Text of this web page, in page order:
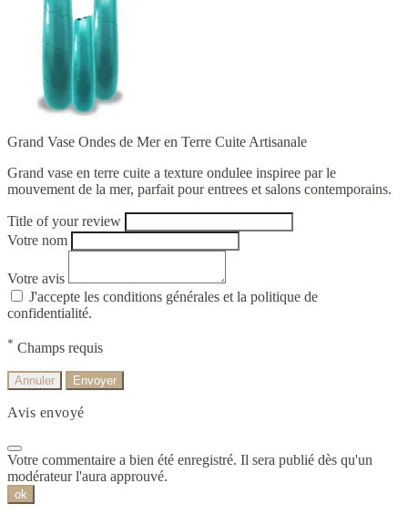
Grand Vase Ondes de Mer en Terre Cuite Artisanale
Grand vase en terre cuite a texture ondulee inspiree par le
mouvement de la mer, parfait pour entrees et salons contemporains.
Title of your review
Votre nom
Votre avis
J'accepte les conditions générales et la politique de
confidentialité.
* Champs requis
Annuler Envoyer
Avis envoyé
Votre commentaire a bien été enregistré. Il sera publié dès qu'un
modérateur l'aura approuvé.
ok